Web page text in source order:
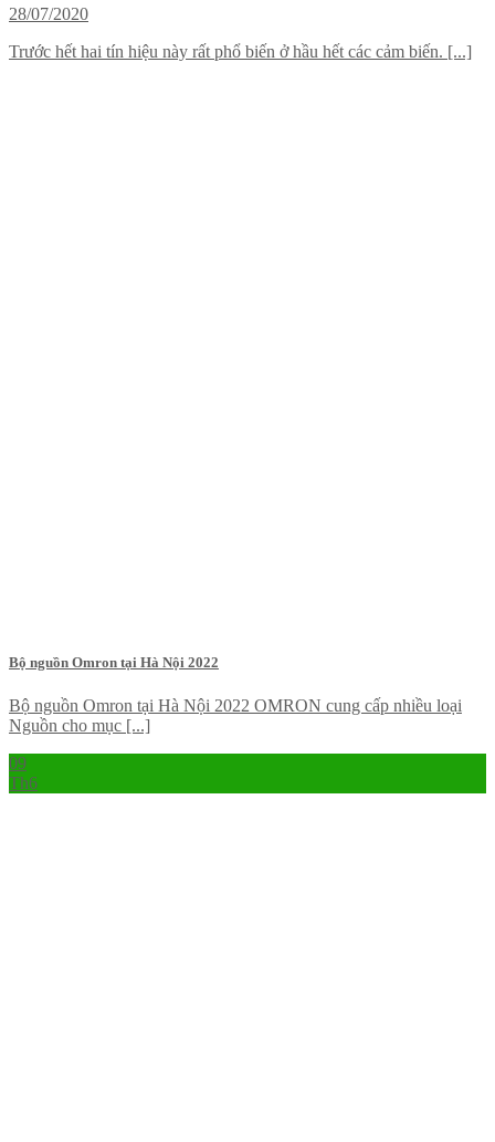
28/07/2020
Trước hết hai tín hiệu này rất phổ biến ở hầu hết các cảm biến. [...]
Bộ nguồn Omron tại Hà Nội 2022
Bộ nguồn Omron tại Hà Nội 2022 OMRON cung cấp nhiều loại
Nguồn cho mục [...]
09
Th6